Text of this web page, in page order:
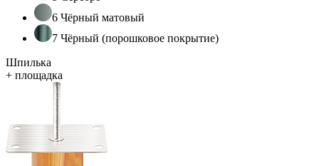
6 Чёрный матовый
7 Чёрный (порошковое покрытие)
Шпилька
+ площадка